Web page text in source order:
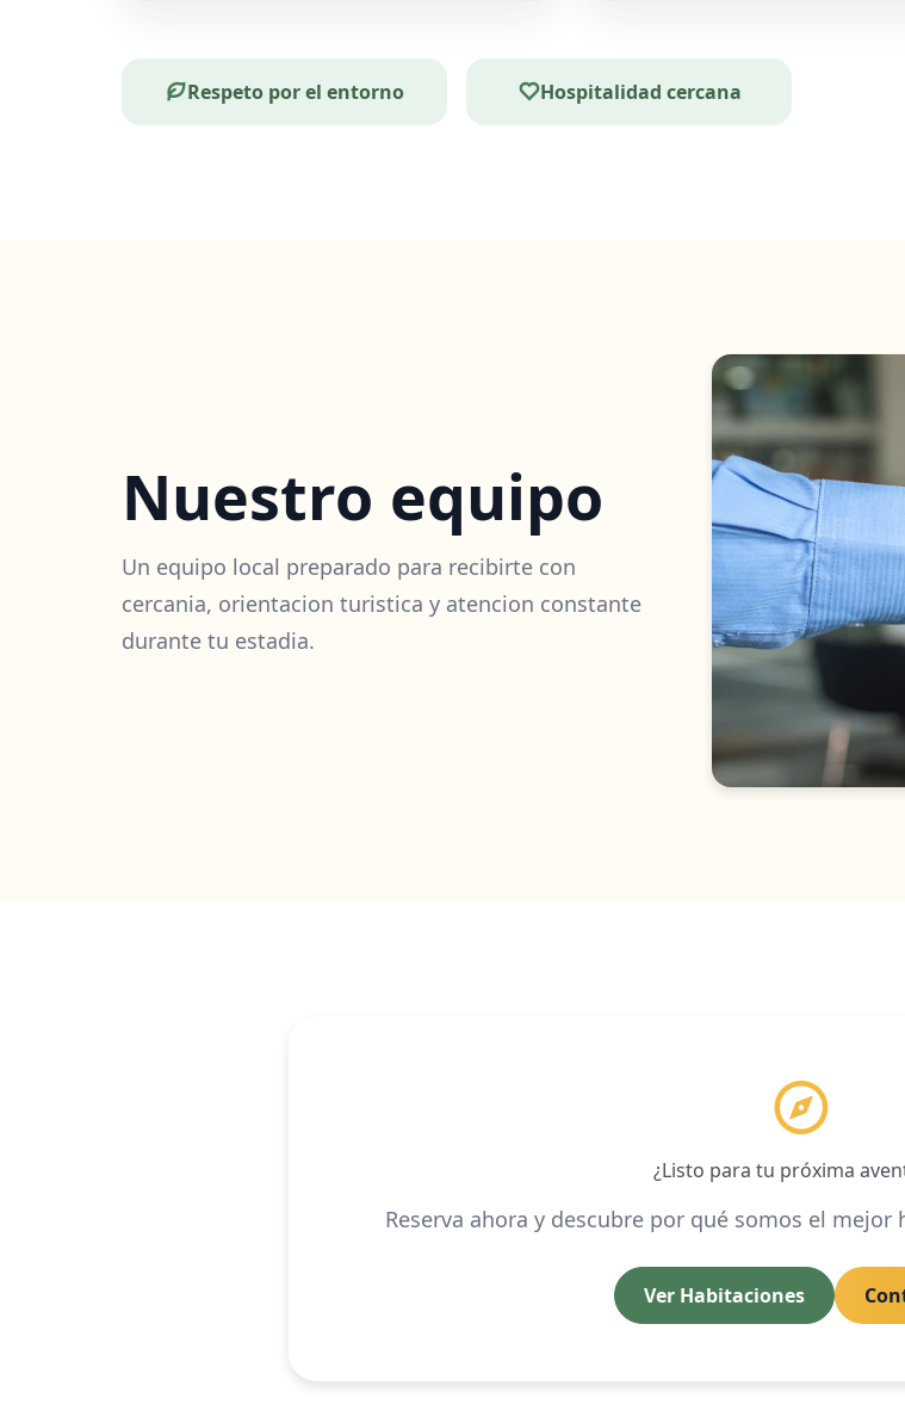
Respeto por el entorno Hospitalidad cercana
Nuestro equipo
Un equipo local preparado para recibirte con
cercania, orientacion turistica y atencion constante
durante tu estadia.
¿Listo para tu próxima
Reserva ahora y descubre por qué somos el
Ver Habitaciones